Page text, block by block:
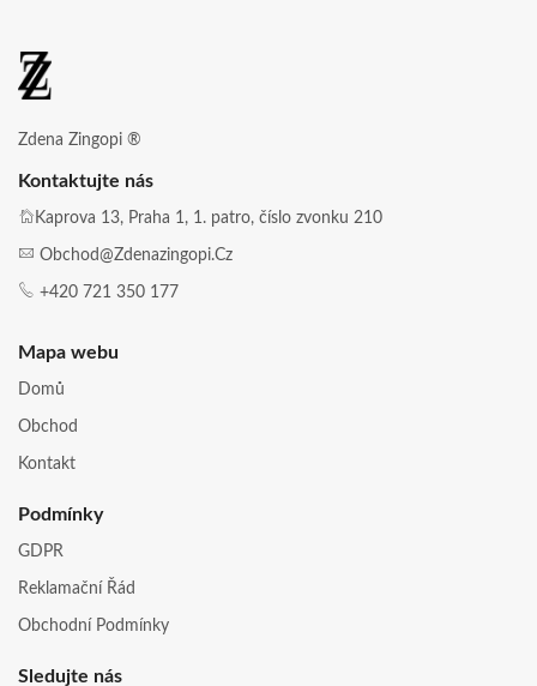
Zdena Zingopi ®
Kontaktujte nás
Kaprova 13, Praha 1, 1. patro, číslo zvonku 210
Obchod@zdenazingopi.cz
+420 721 350 177
Mapa webu
Domů
Obchod
Kontakt
Podmínky
GDPR
Reklamační Řád
Obchodní Podmínky
Sledujte nás